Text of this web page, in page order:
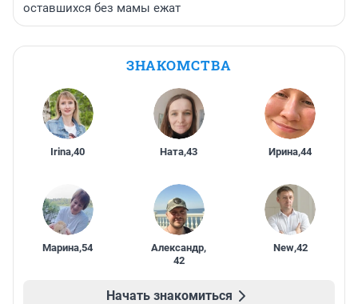
оставшихся без мамы ежат
ЗНАКОМСТВА
Irina,40 Ната,43 Ирина,44
Марина,54 Александр,
42
New,42
Начать знакомиться